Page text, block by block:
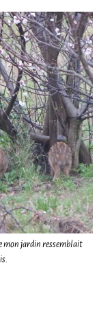
mon jardin ressemblait